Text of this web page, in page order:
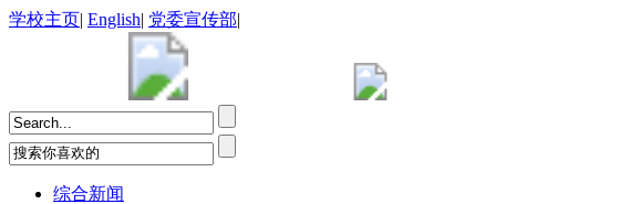
学校主页| English| 党委宣传部|
综合新闻